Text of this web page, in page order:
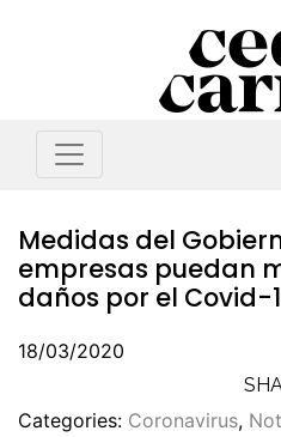
Medidas del
empresas puedan
daños por el Covid-
18/03/2020
Categories: Coronavirus,